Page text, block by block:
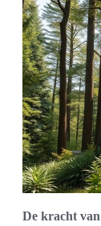
De kracht